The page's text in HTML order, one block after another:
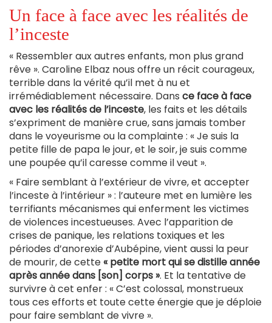
Un face à face avec les réalités de
l’inceste
« Ressembler aux autres enfants, mon plus grand
rêve ». Caroline Elbaz nous offre un récit courageux,
terrible dans la vérité qu’il met à nu et
irrémédiablement nécessaire. Dans ce face à face
avec les réalités de l’inceste, les faits et les détails
s’expriment de manière crue, sans jamais tomber
dans le voyeurisme ou la complainte : « Je suis la
petite fille de papa le jour, et le soir, je suis comme
une poupée qu’il caresse comme il veut ».
« Faire semblant à l’extérieur de vivre, et accepter
l’inceste à l’intérieur » : l’auteure met en lumière les
terrifiants mécanismes qui enferment les victimes
de violences incestueuses. Avec l’apparition de
crises de panique, les relations toxiques et les
périodes d’anorexie d’Aubépine, vient aussi la peur
de mourir, de cette« petite mort qui se distille année
après année dans [son] corps ». Et la tentative de
survivre à cet enfer : « C’est colossal, monstrueux
tous ces efforts et toute cette énergie que je déploie
pour faire semblant de vivre ».